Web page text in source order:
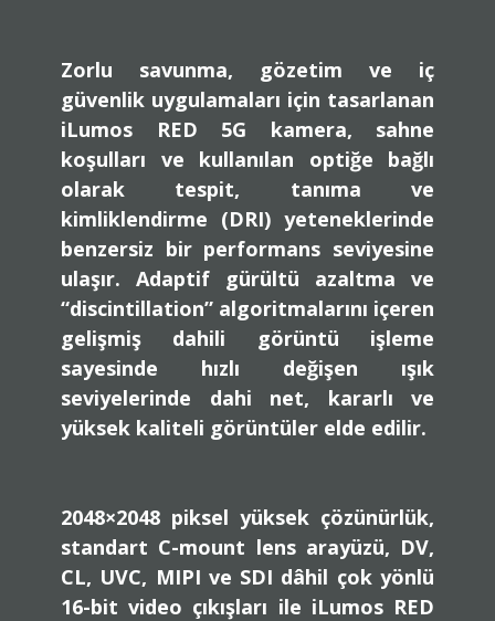
Zorlu savunma, gözetim ve iç
güvenlik uygulamaları için tasarlanan
iLumos RED 5G kamera, sahne
koşulları ve kullanılan optiğe bağlı
olarak tespit, tanıma ve
kimliklendirme (DRI) yeteneklerinde
benzersiz bir performans seviyesine
ulaşır. Adaptif gürültü azaltma ve
“discintillation” algoritmalarını içeren
gelişmiş dahili görüntü işleme
sayesinde hızlı değişen ışık
seviyelerinde dahi net, kararlı ve
yüksek kaliteli görüntüler elde edilir.
2048×2048 piksel yüksek çözünürlük,
standart C-mount lens arayüzü, DV,
CL, UVC, MIPI ve SDI dâhil çok yönlü
16-bit video çıkışları ile iLumos RED